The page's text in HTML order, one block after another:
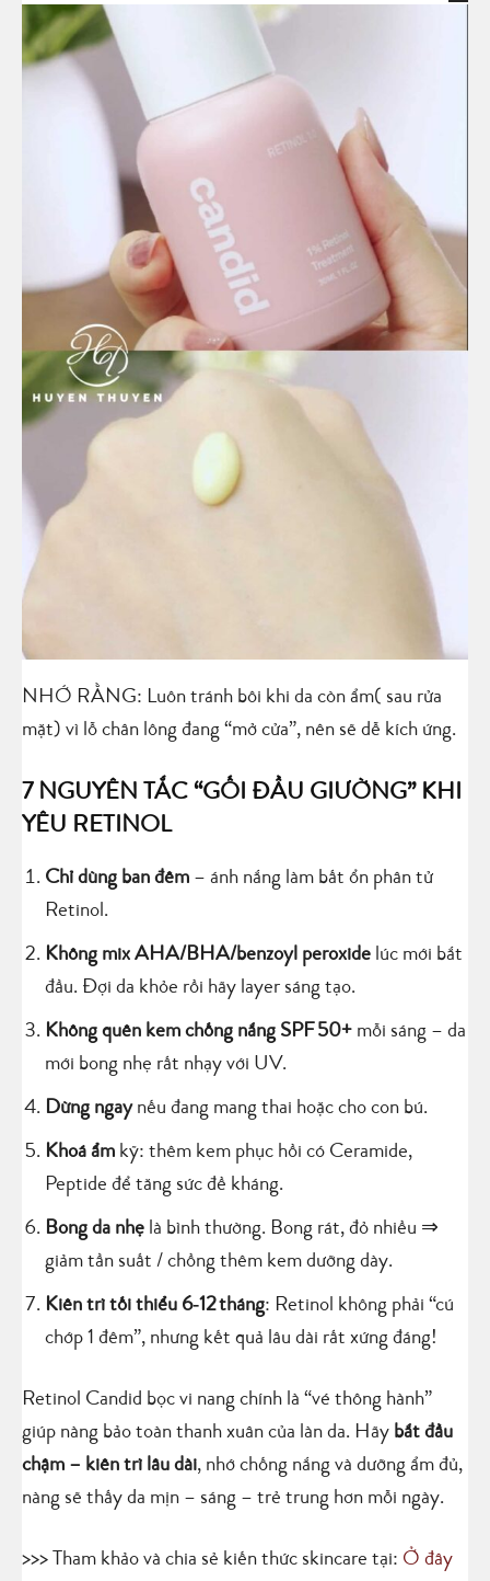
NHỚ RẰNG: Luôn tránh bôi khi da còn ẩm( sau rửa
mặt) vì lỗ chân lông đang “mở cửa”, nên sẽ dễ kích ứng.
7 NGUYÊN TẮC “GỐI ĐẦU GIƯỜNG” KHI
YÊU RETINOL
Chỉ dùng ban đêm – ánh nắng làm bất ổn phân tử
Retinol.
Không mix AHA/BHA/benzoyl peroxide lúc mới bắt
đầu. Đợi da khỏe rồi hãy layer sáng tạo.
Không quên kem chống nắng SPF 50+ mỗi sáng – da
mới bong nhẹ rất nhạy với UV.
Dừng ngaynếu đang mang thai hoặc cho con bú.
Khoá ẩm kỹ: thêm kem phục hồi có Ceramide,
Peptide để tăng sức đề kháng.
Bong da nhẹ là bình thường. Bong rát, đỏ nhiều ⇒
giảm tần suất / chồng thêm kem dưỡng dày.
Kiên trì tối thiểu 6‑12 tháng: Retinol không phải “cú
chớp 1 đêm”, nhưng kết quả lâu dài rất xứng đáng!
Retinol Candid bọc vi nang chính là “vé thông hành”
giúp nàng bảo toàn thanh xuân của làn da. Hãy bắt đầu
chậm – kiên trì lâu dài, nhớ chống nắng và dưỡng ẩm đủ,
nàng sẽ thấy da mịn – sáng – trẻ trung hơn mỗi ngày.
>>> Tham khảo và chia sẻ kiến thức skincare tại: Ở đây